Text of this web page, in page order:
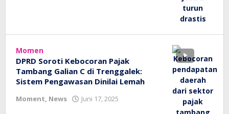
Momen
DPRD Soroti Kebocoran Pajak
Tambang Galian C di Trenggalek:
Sistem Pengawasan Dinilai Lemah
Moment, News Juni 17, 2025